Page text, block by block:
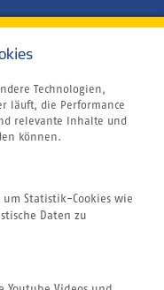
Technologien,
läuft, die Performance
relevante Inhalte und
können.
Statistik-Cookies wie
Daten zu